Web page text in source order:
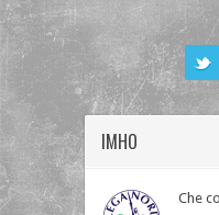
IMHO
Che